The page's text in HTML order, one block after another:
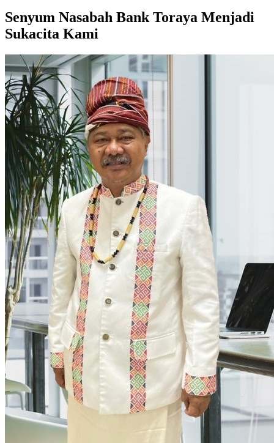
Senyum Nasabah Bank Toraya Menjadi
Sukacita Kami